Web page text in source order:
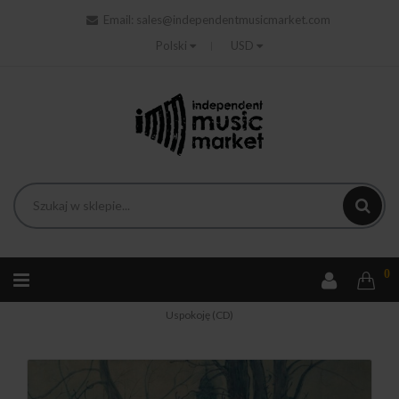
Email:
sales@independentmusicmarket.com
Polski
USD
0
Krzysztof Lepiarczyk - Jakżeż Ja Się
Uspokoję (CD)